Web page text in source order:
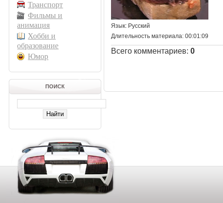
Транспорт
Фильмы и
анимация
Хобби и
образование
Юмор
ПОИСК
Язык: Русский
Длительность материала: 00:01:09
Всего комментариев:0